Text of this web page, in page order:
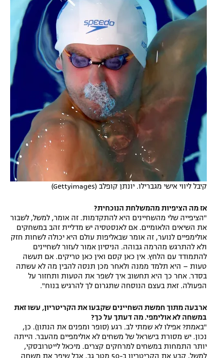
תגיות
המגזין
קיבל ליווי אישי מגברילו. יונתן קופלב (Gettyimages)
אז מה הציפיות מהמשלחת הנוכחית?
"הציפייה שלי מהשחיינים היא להתקדמות. זה אומר, למשל, לשבור
את השיאים הלאומיים. אם לאנסטסיה יש מדליית זהב במשחקים
אולימפיים לנוער, זה אומר שבאליפות עולם היא יכולה לשחות חזק
ולא להתרגש מהרמה גבוהה. הניסיון אמור לעזור לשחיינים
להתמודד עם הלחץ. אין כאן קסם ואין כאן טריקים. אם תעשה
טעות – היא תלמד ממנה ולאחר מכן תנסה להבין מה לא עשתה
בסדר. אחר כך היא תחשוב איך לשפר את הטעות ותחזור על
הפעולה. זאת בעצם הנוסחה שתגרום לך להרגיש בנוח".
ארבעה מתוך חמשת השחיינים שקבעו את הקריטריון, עשו זאת
במשחה לא אולימפי. מה דעתך על כך?
"באמת? אפילו לא שמתי לב. רגע (סופר ומפנים את הנתון). כן,
נכון. יש מסורת בישראל של משחים לא אולימפיים מהעבר. הייתה
יותר התמחות במשחים למרחקים קצרים. מיכאל לייטרובסקי,
למשל, קבע את הקריטריון ב-50 מטר גב, אבל שיפר את משחה